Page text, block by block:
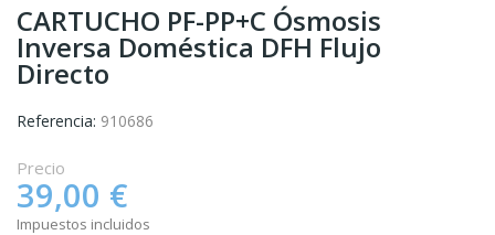
CARTUCHO PF-PP+C Ósmosis
Inversa Doméstica DFH Flujo
Directo
Referencia: 910686
Precio
39,00 €
Impuestos incluidos